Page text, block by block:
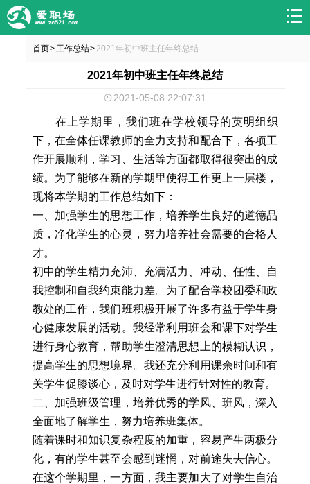
首页> 工作总结> 2021年初中班主任年终总结
2021年初中班主任年终总结
2021-05-08 22:07:31
在上学期里，我们班在学校领导的英明组织
下，在全体任课教师的全力支持和配合下，各项工
作开展顺利，学习、生活等方面都取得很突出的成
绩。为了能够在新的学期里使得工作更上一层楼，
现将本学期的工作总结如下：
一、加强学生的思想工作，培养学生良好的道德品
质，净化学生的心灵，努力培养社会需要的合格人
才。
初中的学生精力充沛、充满活力、冲动、任性、自
我控制和自我约束能力差。为了配合学校团委和政
教处的工作，我们班积极开展了许多有益于学生身
心健康发展的活动。我经常利用班会和课下对学生
进行身心教育，帮助学生澄清思想上的模糊认识，
提高学生的思想境界。我还充分利用课余时间和有
关学生促膝谈心，及时对学生进行针对性的教育。
二、加强班级管理，培养优秀的学风、班风，深入
全面地了解学生，努力培养班集体。
随着课时和知识复杂程度的加重，容易产生两极分
化，有的学生甚至会感到迷惘，对前途失去信心。
在这个学期里，一方面，我主要加大了对学生自治